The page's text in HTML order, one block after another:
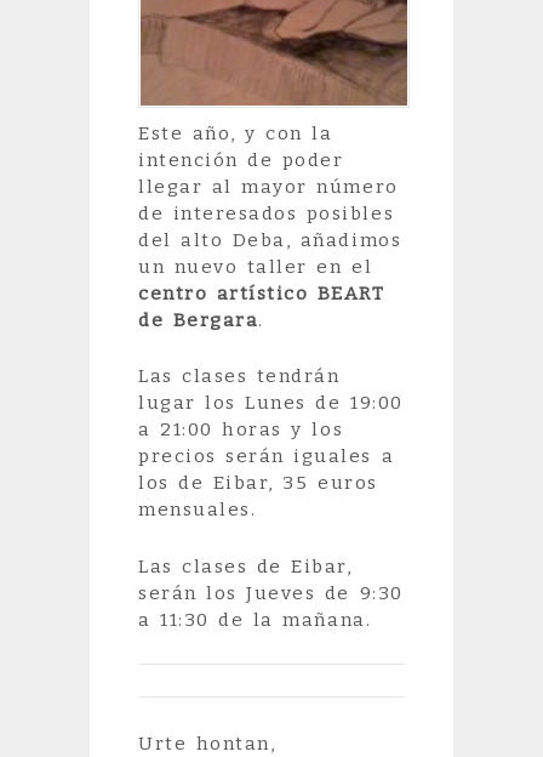
Este año, y con la
intención de poder
llegar al mayor número
de interesados posibles
del alto Deba, añadimos
un nuevo taller en el
centro artístico BEART
de Bergara.
Las clases tendrán
lugar los Lunes de 19:00
a 21:00 horas y los
precios serán iguales a
los de Eibar, 35 euros
mensuales.
Las clases de Eibar,
serán los Jueves de 9:30
a 11:30 de la mañana.
Urte hontan,